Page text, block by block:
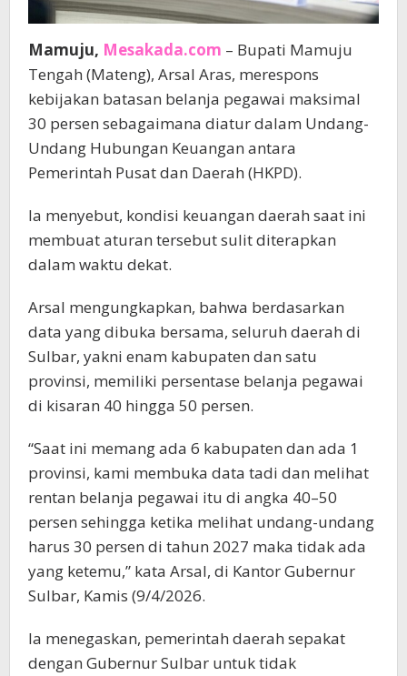
Mamuju, Mesakada.com – Bupati Mamuju
Tengah (Mateng), Arsal Aras, merespons
kebijakan batasan belanja pegawai maksimal
30 persen sebagaimana diatur dalam Undang-
Undang Hubungan Keuangan antara
Pemerintah Pusat dan Daerah (HKPD).
Ia menyebut, kondisi keuangan daerah saat ini
membuat aturan tersebut sulit diterapkan
dalam waktu dekat.
Arsal mengungkapkan, bahwa berdasarkan
data yang dibuka bersama, seluruh daerah di
Sulbar, yakni enam kabupaten dan satu
provinsi, memiliki persentase belanja pegawai
di kisaran 40 hingga 50 persen.
“Saat ini memang ada 6 kabupaten dan ada 1
provinsi, kami membuka data tadi dan melihat
rentan belanja pegawai itu di angka 40–50
persen sehingga ketika melihat undang-undang
harus 30 persen di tahun 2027 maka tidak ada
yang ketemu,” kata Arsal, di Kantor Gubernur
Sulbar, Kamis (9/4/2026.
Ia menegaskan, pemerintah daerah sepakat
dengan Gubernur Sulbar untuk tidak